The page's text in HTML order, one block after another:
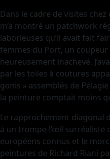
Dans le cadre de visites
m’a montré un patchwork
laborieuses qu’il avait fait
femmes du Port, un coupeur
heureusement inachevé.
par les toiles à coutures
gonis » assemblés de
la peinture comptait moins
Le rapprochement diagonal
à un trompe-l’œil surréaliste
européens connus et le
peintures de Richard Riani